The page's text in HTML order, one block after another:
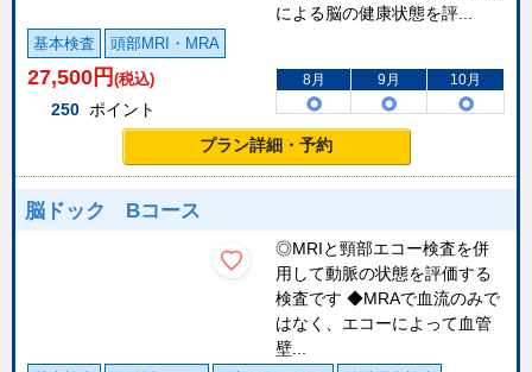
による脳の健康状態を評...
基本検査 頭部MRI・MRA
27,500 円 (税込)
250 ポイント
8月 9月 10月
プラン詳細・予約
脳ドック Bコース
◎MRIと頸部エコー検査を併
用して動脈の状態を評価する
検査です ◆MRAで血流のみで
はなく、エコーによって血管
壁...